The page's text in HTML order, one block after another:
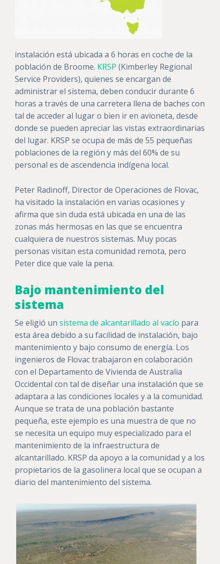
instalación está ubicada a 6 horas en coche de la
población de Broome. KRSP (Kimberley Regional
Service Providers), quienes se encargan de
administrar el sistema, deben conducir durante 6
horas a través de una carretera llena de baches con
tal de acceder al lugar o bien ir en avioneta, desde
donde se pueden apreciar las vistas extraordinarias
del lugar. KRSP se ocupa de más de 55 pequeñas
poblaciones de la región y más del 60% de su
personal es de ascendencia indígena local.
Peter Radinoff, Director de Operaciones de Flovac,
ha visitado la instalación en varias ocasiones y
afirma que sin duda está ubicada en una de las
zonas más hermosas en las que se encuentra
cualquiera de nuestros sistemas. Muy pocas
personas visitan esta comunidad remota, pero
Peter dice que vale la pena.
Bajo mantenimiento del
sistema
Se eligió un sistema de alcantarillado al vacío para
esta área debido a su facilidad de instalación, bajo
mantenimiento y bajo consumo de energía. Los
ingenieros de Flovac trabajaron en colaboración
con el Departamento de Vivienda de Australia
Occidental con tal de diseñar una instalación que se
adaptara a las condiciones locales y a la comunidad.
Aunque se trata de una población bastante
pequeña, este ejemplo es una muestra de que no
se necesita un equipo muy especializado para el
mantenimiento de la infraestructura de
alcantarillado. KRSP da apoyo a la comunidad y a los
propietarios de la gasolinera local que se ocupan a
diario del mantenimiento del sistema.